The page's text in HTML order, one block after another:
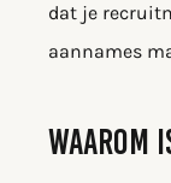
dat je
aannames
WAAROM